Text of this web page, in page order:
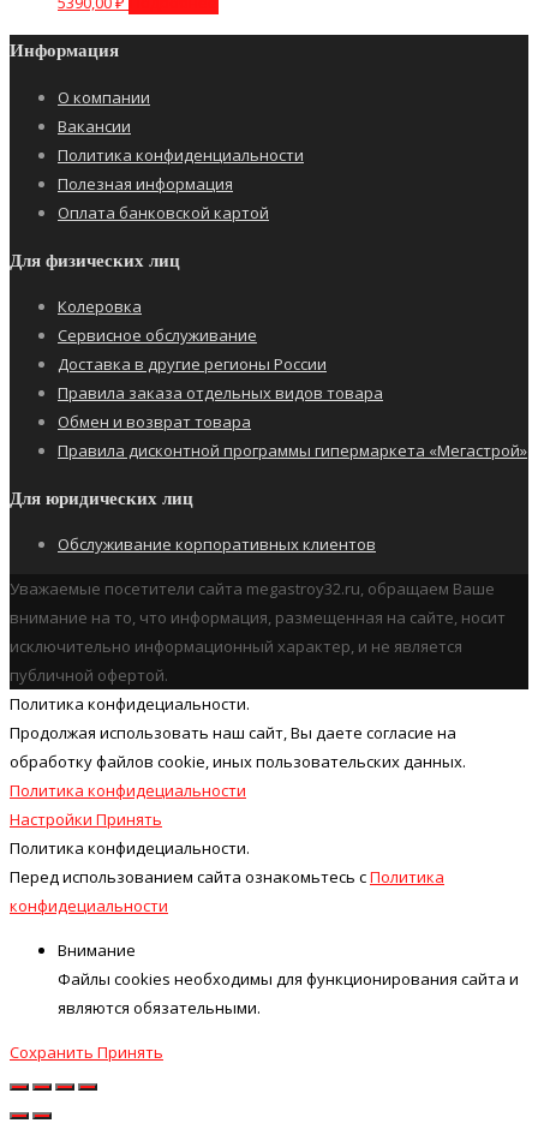
Информация
О компании
Вакансии
Политика конфиденциальности
Полезная информация
Оплата банковской картой
Для физических лиц
Колеровка
Сервисное обслуживание
Доставка в другие регионы России
Правила заказа отдельных видов товара
Обмен и возврат товара
Правила дисконтной программы гипермаркета «Мегастрой»
Для юридических лиц
Обслуживание корпоративных клиентов
Уважаемые посетители сайта megastroy32.ru, обращаем Ваше
внимание на то, что информация, размещенная на сайте, носит
исключительно информационный характер, и не является
публичной офертой.
Политика конфидециальности.
Продолжая использовать наш cайт, Вы даете согласие на
обработку файлов cookie, иных пользовательских данных.
Политика конфидециальности
Настройки Принять
Политика конфидециальности.
Перед использованием сайта ознакомьтесь сПолитика
конфидециальности
Внимание
Файлы cookies необходимы для функционирования сайта и
являются обязательными.
Сохранить Принять